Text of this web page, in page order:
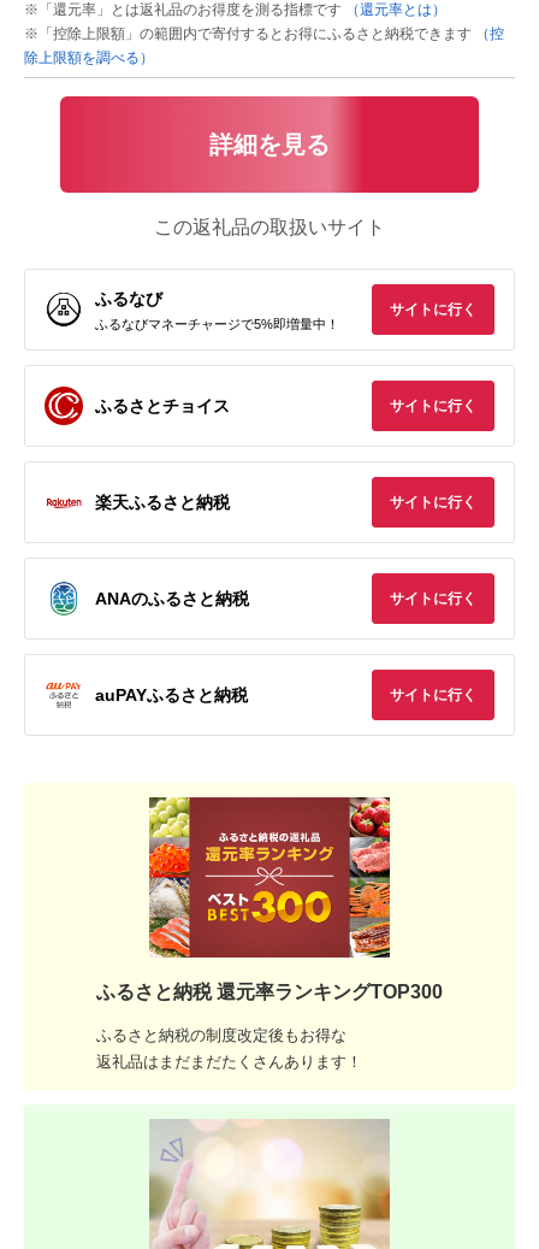
※「還元率」とは返礼品のお得度を測る指標です
（還元率とは）
※「控除上限額」の範囲内で寄付するとお得にふるさと納税できます
（控
除上限額を調べる）
詳細を見る
この返礼品の取扱いサイト
ふるなび
ふるなびマネーチャージで5%即増量中！
サイトに行く
ふるさとチョイス サイトに行く
楽天ふるさと納税 サイトに行く
ANAのふるさと納税 サイトに行く
auPAYふるさと納税 サイトに行く
ふるさと納税 還元率ランキングTOP300
ふるさと納税の制度改定後もお得な
返礼品はまだまだたくさんあります！